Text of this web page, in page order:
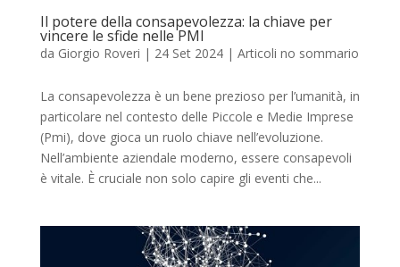
Il potere della consapevolezza: la chiave per
vincere le sfide nelle PMI
da Giorgio Roveri | 24 Set 2024| Articoli no sommario
La consapevolezza è un bene prezioso per l’umanità, in
particolare nel contesto delle Piccole e Medie Imprese
(Pmi), dove gioca un ruolo chiave nell’evoluzione.
Nell’ambiente aziendale moderno, essere consapevoli
è vitale. È cruciale non solo capire gli eventi che...